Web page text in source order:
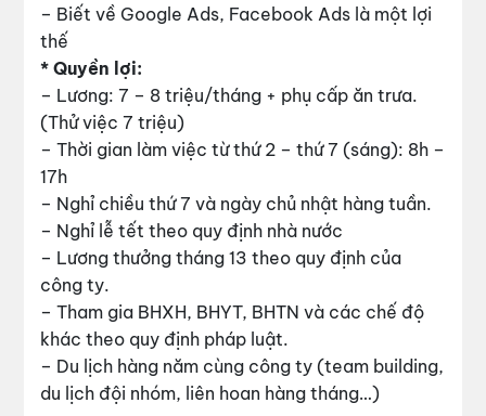
– Biết về Google Ads, Facebook Ads là một lợi
thế
* Quyền lợi:
– Lương: 7 – 8 triệu/tháng + phụ cấp ăn trưa.
(Thử việc 7 triệu)
– Thời gian làm việc từ thứ 2 – thứ 7 (sáng): 8h –
17h
– Nghỉ chiều thứ 7 và ngày chủ nhật hàng tuần.
– Nghỉ lễ tết theo quy định nhà nước
– Lương thưởng tháng 13 theo quy định của
công ty.
– Tham gia BHXH, BHYT, BHTN và các chế độ
khác theo quy định pháp luật.
– Du lịch hàng năm cùng công ty (team building,
du lịch đội nhóm, liên hoan hàng tháng…)